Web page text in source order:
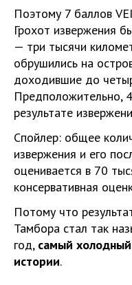
Поэтому 7 баллов
Грохот извержения
— три тысячи
обрушились на
доходившие до
Предположительно,
результате
Спойлер: общее
извержения и его
оценивается в 70
консервативная
Потому что
Тамбора стал так
год, самый
истории.